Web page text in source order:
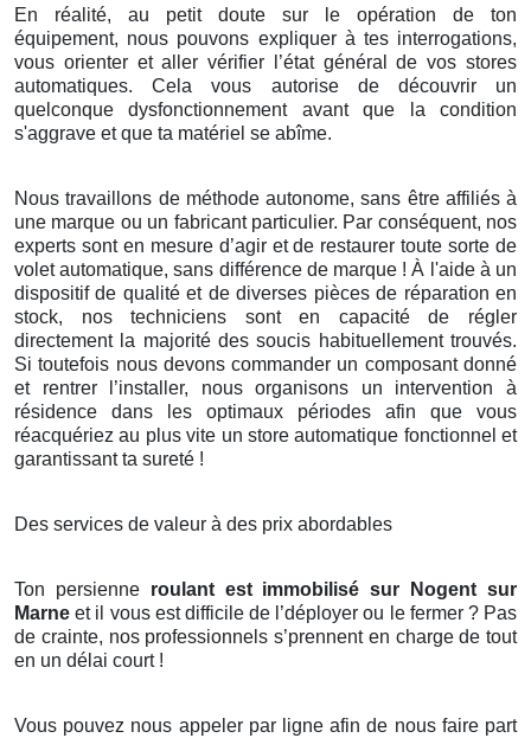
En réalité, au petit doute sur le opération de ton
équipement, nous pouvons expliquer à tes interrogations,
vous orienter et aller vérifier l’état général de vos stores
automatiques. Cela vous autorise de découvrir un
quelconque dysfonctionnement avant que la condition
s'aggrave et que ta matériel se abîme.
Nous travaillons de méthode autonome, sans être affiliés à
une marque ou un fabricant particulier. Par conséquent, nos
experts sont en mesure d’agir et de restaurer toute sorte de
volet automatique, sans différence de marque ! À l'aide à un
dispositif de qualité et de diverses pièces de réparation en
stock, nos techniciens sont en capacité de régler
directement la majorité des soucis habituellement trouvés.
Si toutefois nous devons commander un composant donné
et rentrer l’installer, nous organisons un intervention à
résidence dans les optimaux périodes afin que vous
réacquériez au plus vite un store automatique fonctionnel et
garantissant ta sureté !
Des services de valeur à des prix abordables
Ton persienne roulant est immobilisé sur Nogent sur
Marne et il vous est difficile de l’déployer ou le fermer ? Pas
de crainte, nos professionnels s’prennent en charge de tout
en un délai court !
Vous pouvez nous appeler par ligne afin de nous faire part